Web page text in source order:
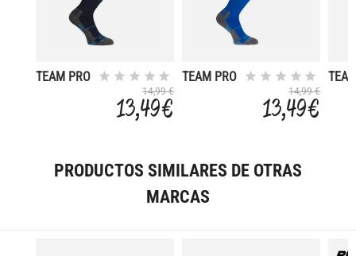
TEAM PRO
14,99 €
13,49 €
TEAM PRO
14,99 €
13,49 €
PRODUCTOS SIMILARES DE OTRAS
MARCAS